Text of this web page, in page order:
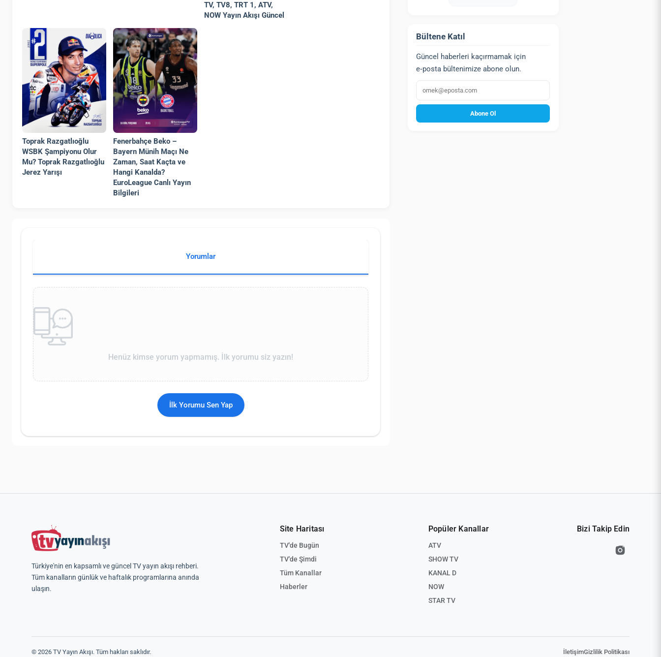
TV, TV8, TRT 1, ATV,
NOW Yayın Akışı Güncel
Toprak Razgatlıoğlu
WSBK Şampiyonu Olur
Mu? Toprak Razgatlıoğlu
Jerez Yarışı
Fenerbahçe Beko –
Bayern Münih Maçı Ne
Zaman, Saat Kaçta ve
Hangi Kanalda?
EuroLeague Canlı Yayın
Bilgileri
Yorumlar
Henüz kimse yorum yapmamış. İlk yorumu siz yazın!
İlk Yorumu Sen Yap
Bültene Katıl
Güncel haberleri kaçırmamak için
e‑posta bültenimize abone olun.
E‑posta
Abone Ol
Türkiye'nin en kapsamlı ve güncel TV yayın akışı rehberi.
Tüm kanalların günlük ve haftalık programlarına anında
ulaşın.
Site Haritası
TV'de Bugün
TV'de Şimdi
Tüm Kanallar
Haberler
Popüler Kanallar
ATV
SHOW TV
KANAL D
NOW
STAR TV
Bizi Takip Edin
© 2026 TV Yayın Akışı. Tüm hakları saklıdır. İletişimGizlilik Politikası